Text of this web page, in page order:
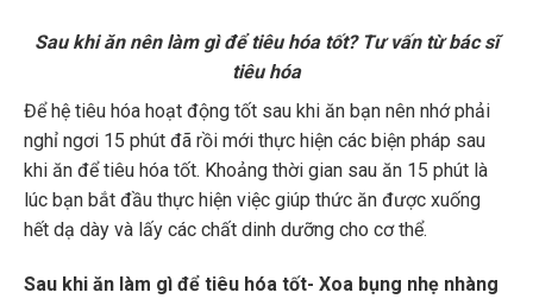
Sau khi ăn nên làm gì để tiêu hóa tốt? Tư vấn từ bác sĩ
tiêu hóa
Để hệ tiêu hóa hoạt động tốt sau khi ăn bạn nên nhớ phải
nghỉ ngơi 15 phút đã rồi mới thực hiện các biện pháp sau
khi ăn để tiêu hóa tốt. Khoảng thời gian sau ăn 15 phút là
lúc bạn bắt đầu thực hiện việc giúp thức ăn được xuống
hết dạ dày và lấy các chất dinh dưỡng cho cơ thể.
Sau khi ăn làm gì để tiêu hóa tốt- Xoa bụng nhẹ nhàng